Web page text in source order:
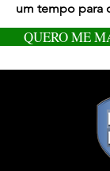
um tempo para
QUERO ME